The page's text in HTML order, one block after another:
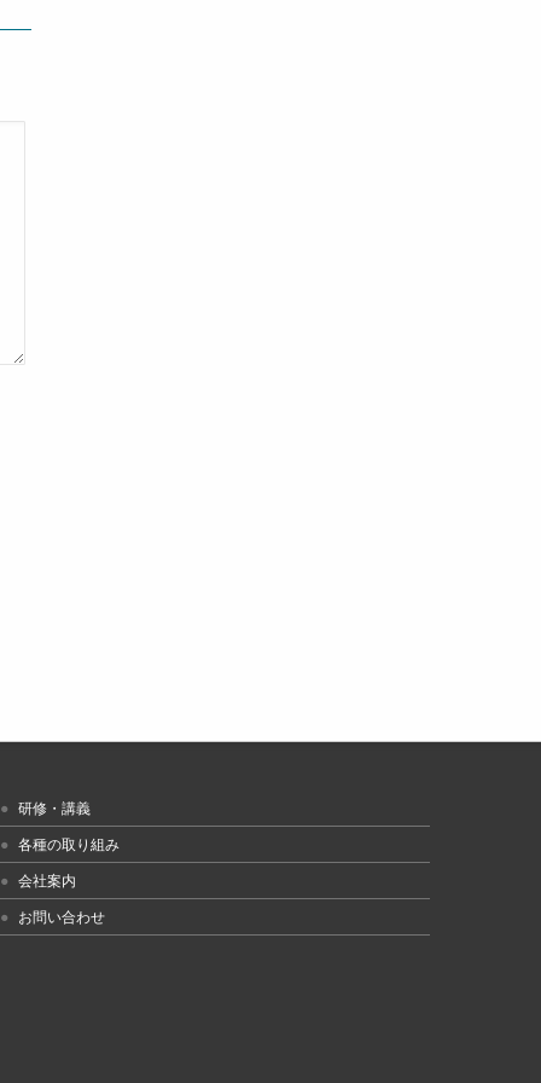
研修・講義
各種の取り組み
会社案内
お問い合わせ